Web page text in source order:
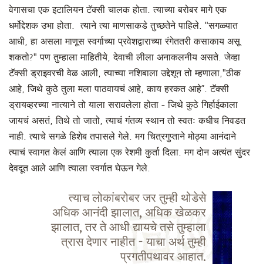
वेगासचा एक इटालियन टॅक्सी चालक होता. त्याच्या बरोबर मागे एक
धर्मोद्देशक उभा होता. त्याने त्या माणसाकडे तुच्छतेने पाहिले. "सगळ्यात
आधी, हा असला माणूस स्वर्गाच्या प्रवेशद्वाराच्या रंगेततरी कसाकाय असू
शकतो?" पण तुम्हाला माहितीये, देवाची लीला अनाकलनीय असते. जेव्हा
टॅक्सी ड्राइवरची वेळ आली, त्याच्या नशिबाला उद्देशून तो म्हणाला,"ठीक
आहे, जिथे कुठे तुला मला पाठवायचं आहे, काय हरकत आहे”. टॅक्सी
ड्रायव्हरच्या नात्याने तो याला सरावलेला होता - जिथे कुठे गिर्हाईकाला
जायचं असतं, तिथे तो जातो, त्याचं गंतव्य स्थान तो स्वतः कधीच निवडत
नाही. त्याचे सगळे हिशेब तपासले गेले. मग चित्रगुप्ताने मोठ्या आनंदाने
त्याचं स्वागत केलं आणि त्याला एक रेशमी कुर्ता दिला. मग दोन अत्यंत सुंदर
देवदूत आले आणि त्याला स्वर्गात घेऊन गेले.
त्याच लोकांबरोबर जर तुम्ही थोडेसे
अधिक आनंदी झालात, अधिक खेळकर
झालात, तर ते आधी द्यायचे तसे तुम्हाला
त्रास देणार नाहीत - याचा अर्थ तुम्ही
प्रगतीपथावर आहात.